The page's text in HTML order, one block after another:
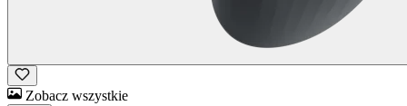
Zobacz wszystkie